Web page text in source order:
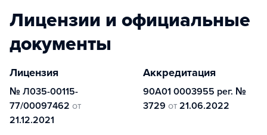
Лицензии и официальные
документы
Лицензия
№ Л035-00115-
77/00097462 от
21.12.2021
Аккредитация
90А01 0003955 рег. №
3729 от 21.06.2022